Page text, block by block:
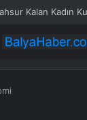
Kalan Kadın